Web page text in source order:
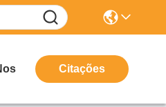
Citações